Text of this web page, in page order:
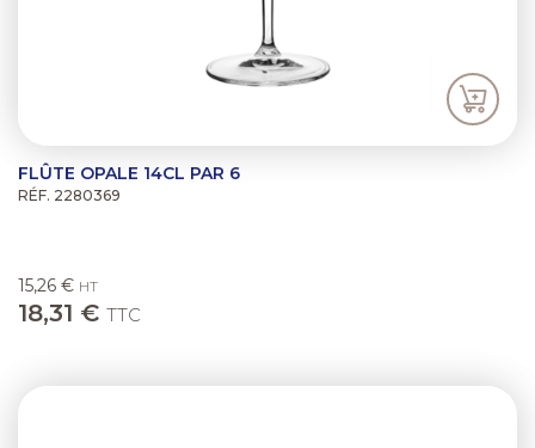
FLÛTE OPALE 14CL PAR 6
RÉF. 2280369
15,26 € HT
18,31 € TTC